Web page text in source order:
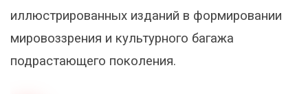
иллюстрированных изданий в формировании
мировоззрения и культурного багажа
подрастающего поколения.